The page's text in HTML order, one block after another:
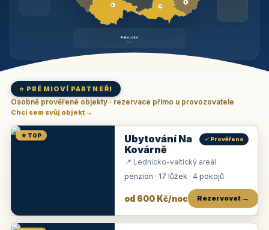
Rakousko
brzy
9 11
6
⭐ PRÉMIOVÍ PARTNEŘI
Osobně prověřené objekty · rezervace přímo u provozovatele
Chci sem svůj objekt →
★ TOP
Ubytování Na
Kovárně
✓ Prověřeno
📍 Lednicko-valtický areál
penzion · 17 lůžek · 4 pokojů
od 600 Kč/noc Rezervovat →